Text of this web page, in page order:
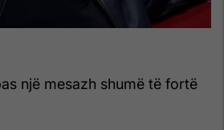
një mesazh shumë të fortë